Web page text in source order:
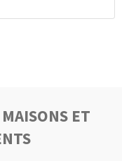
MAISONS ET